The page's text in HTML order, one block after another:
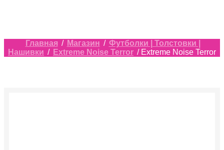
Главная / Магазин / Футболки | Толстовки |
Нашивки / Extreme Noise Terror / Extreme Noise Terror